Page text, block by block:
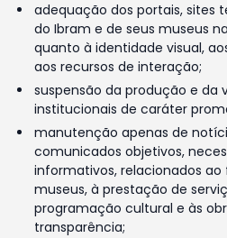
adequação dos portais, sites
do Ibram e de seus museus
quanto à identidade visual,
aos recursos de interação;
suspensão da produção e da
institucionais de caráter
manutenção apenas de
comunicados objetivos,
informativos, relacionados
museus, à prestação de
programação cultural e às
transparência;